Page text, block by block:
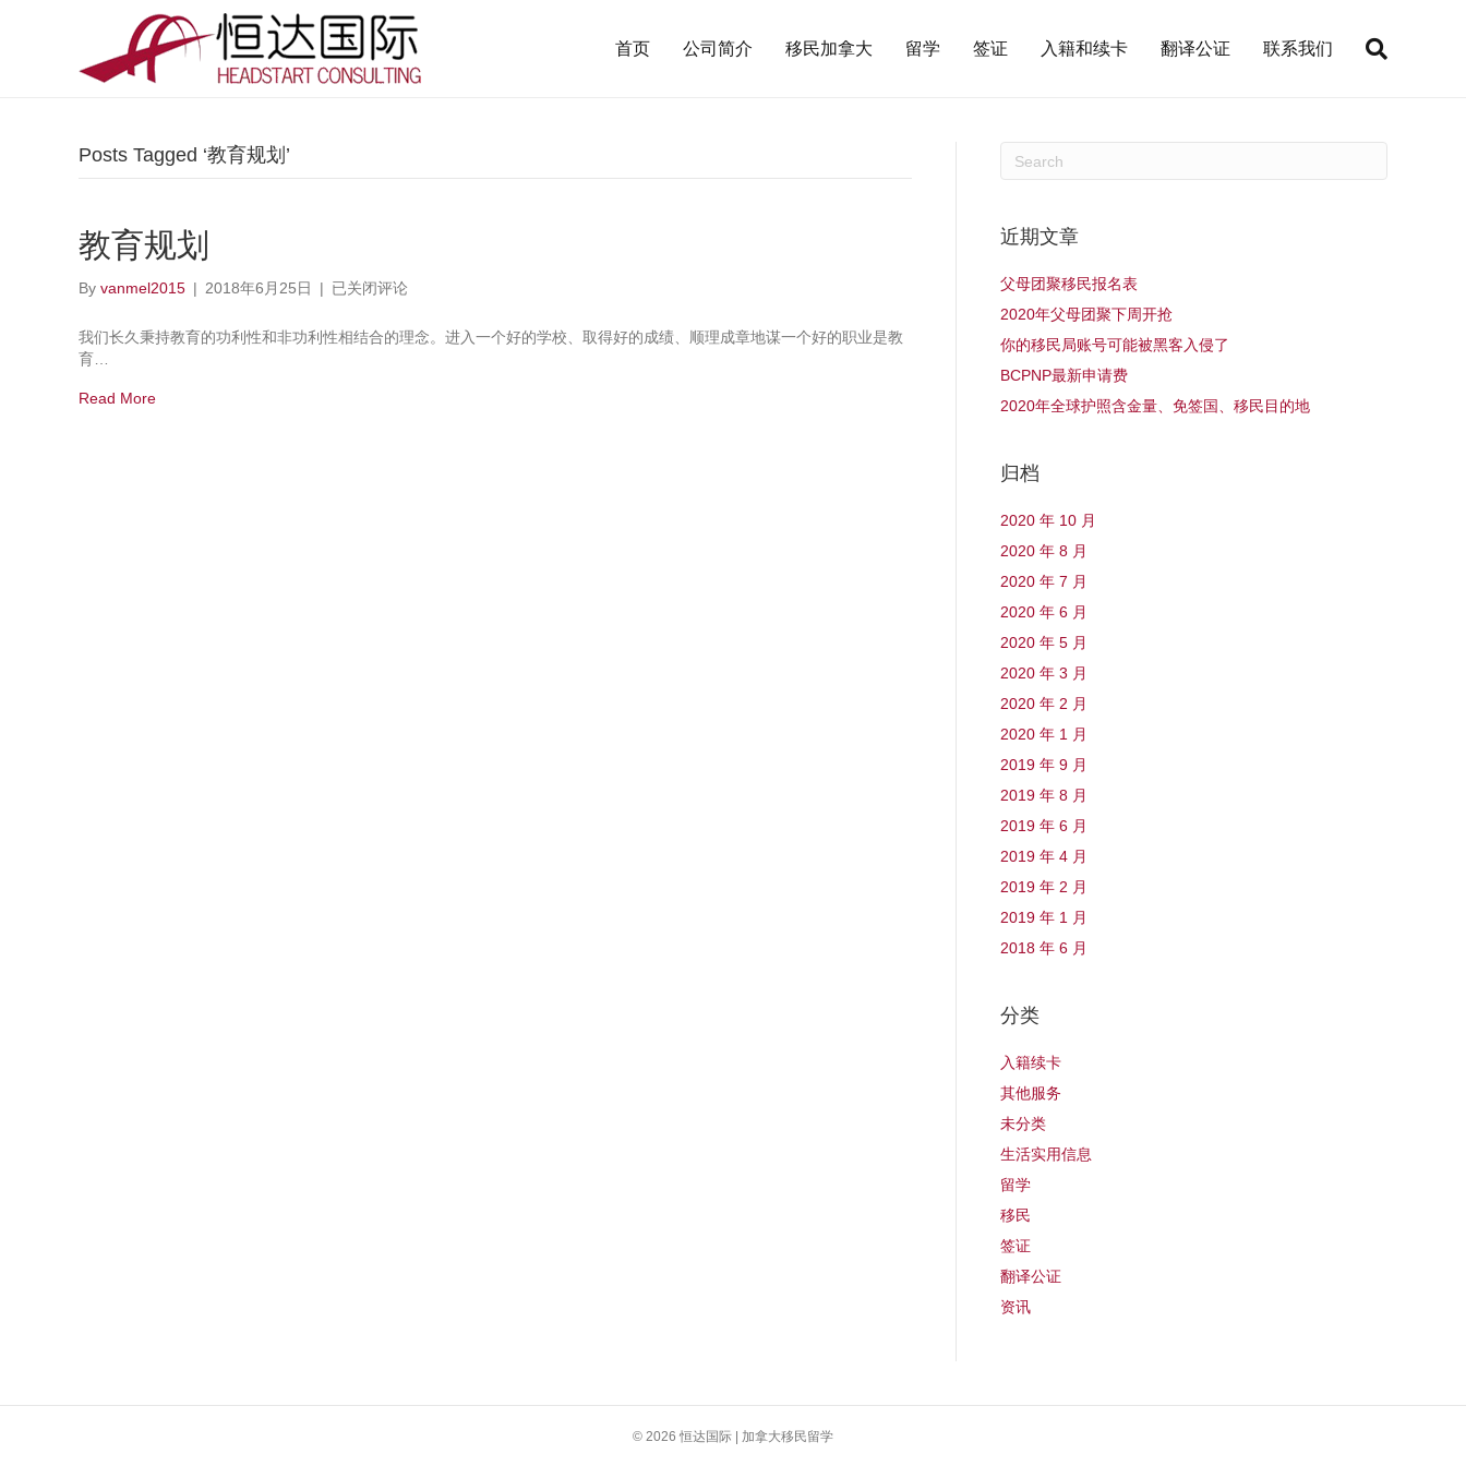
首页 公司简介 移民加拿大 留学 签证 入籍和续卡 翻译公证 联系我们
Posts Tagged ‘教育规划’
教育规划
By vanmel2015 | 2018年6月25日 | 教
规
已关闭评论
我们长久秉持教育的功利性和非功利性相结合的理念。进入一个好的学校、取得好的成绩、顺理成章地谋一个好的职业是教
育…
Read More
近期文章
父母团聚移民报名表
2020年父母团聚下周开抢
你的移民局账号可能被黑客入侵了
BCPNP最新申请费
2020年全球护照含金量、免签国、移民目的地
归档
2020 年 10 月
2020 年 8 月
2020 年 7 月
2020 年 6 月
2020 年 5 月
2020 年 3 月
2020 年 2 月
2020 年 1 月
2019 年 9 月
2019 年 8 月
2019 年 6 月
2019 年 4 月
2019 年 2 月
2019 年 1 月
2018 年 6 月
分类
入籍续卡
其他服务
未分类
生活实用信息
留学
移民
签证
翻译公证
资讯
© 2026 恒达国际 | 加拿大移民留学